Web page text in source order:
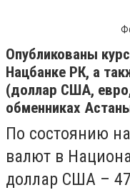
Опубликованы
Нацбанке РК, а
(доллар США,
обменниках
По состоянию
валют в
доллар США –